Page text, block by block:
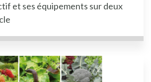
et ses équipements sur deux